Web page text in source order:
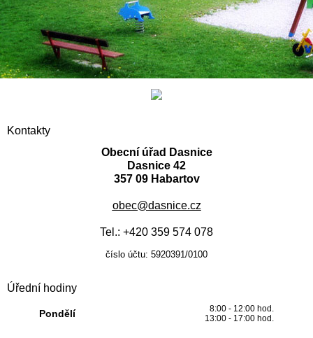
Kontakty
Obecní úřad Dasnice
Dasnice 42
357 09 Habartov
obec@dasnice.cz
Tel.: +420 359 574 078
číslo účtu: 5920391/0100
Úřední hodiny
Pondělí
8:00 - 12:00 hod.
13:00 - 17:00 hod.